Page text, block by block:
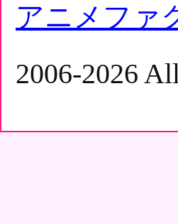
アニメファ
2006-2026